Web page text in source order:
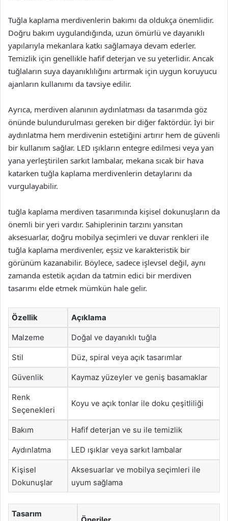
Tuğla kaplama merdivenlerin bakımı da oldukça önemlidir.
Doğru bakım uygulandığında, uzun ömürlü ve dayanıklı
yapılarıyla mekanlara katkı sağlamaya devam ederler.
Temizlik için genellikle hafif deterjan ve su yeterlidir. Ancak
tuğlaların suya dayanıklılığını artırmak için uygun koruyucu
ajanların kullanımı da tavsiye edilir.
Ayrıca, merdiven alanının aydınlatması da tasarımda göz
önünde bulundurulması gereken bir diğer faktördür. İyi bir
aydınlatma hem merdivenin estetiğini artırır hem de güvenli
bir kullanım sağlar. LED ışıkların entegre edilmesi veya yan
yana yerleştirilen sarkıt lambalar, mekana sıcak bir hava
katarken tuğla kaplama merdivenlerin detaylarını da
vurgulayabilir.
tuğla kaplama merdiven tasarımında kişisel dokunuşların da
önemli bir yeri vardır. Sahiplerinin tarzını yansıtan
aksesuarlar, doğru mobilya seçimleri ve duvar renkleri ile
tuğla kaplama merdivenler, eşsiz ve karakteristik bir
görünüm kazanabilir. Böylece, sadece işlevsel değil, aynı
zamanda estetik açıdan da tatmin edici bir merdiven
tasarımı elde etmek mümkün hale gelir.
Özellik Açıklama
Malzeme Doğal ve dayanıklı tuğla
Stil Düz, spiral veya açık tasarımlar
Güvenlik Kaymaz yüzeyler ve geniş basamaklar
Renk
Seçenekleri
Koyu ve açık tonlar ile doku çeşitliliği
Bakım Hafif deterjan ve su ile temizlik
Aydınlatma LED ışıklar veya sarkıt lambalar
Kişisel
Dokunuşlar
Aksesuarlar ve mobilya seçimleri ile
uyum sağlama
Tasarım